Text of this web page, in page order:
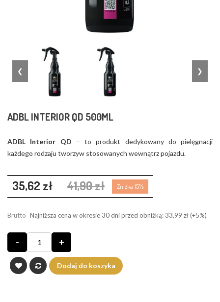
❮ ❯
ADBL INTERIOR QD 500ML
ADBL Interior QD – to produkt dedykowany do pielęgnacji
każdego rodzaju tworzyw stosowanych wewnątrz pojazdu.
35,62 zł 41,90 zł Zniżka 15%
Brutto Najniższa cena w okresie 30 dni przed obniżką: 33,99 zł(+5%)
- +
Dodaj do koszyka